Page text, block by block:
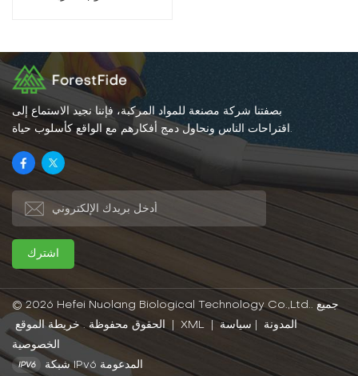
بصفتنا شركة مصنعة للمواد المركبة، فإننا نجيد الاستماع إلى
اقتراحات الناس ونحاول دمج أفكارهم مع الواقع كأسلوب حياة.
© 2026 Hefei Nuolang Biological Technology Co.,Ltd.. جميع
الحقوق محفوظة .
XML المدونة
سياسة
الخصوصية
شبكة IPv6 المدعومة